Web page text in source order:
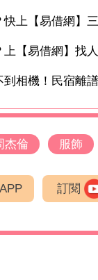
上【易借網】
【易借網】找
到相機！民宿離
杰倫 服飾
訂閱